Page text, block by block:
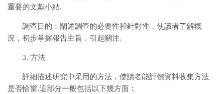
重要的文獻小結.
調查目的：闡述調查的必要性和針對性，使讀者了解概
況，初步掌握報告主旨，引起關注.
3. 方法
詳細描述研究中采用的方法，使讀者能評價資料收集方法
是否恰當.這部分一般包括以下幾方面：